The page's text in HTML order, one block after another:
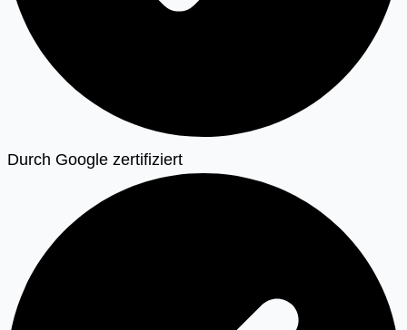
Durch Google zertifiziert